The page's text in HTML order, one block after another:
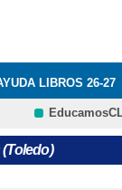
LIBROS 26-27
NUESTRO CENTRO
CRFP